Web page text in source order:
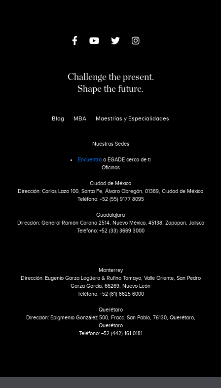
Challenge the present.
Shape the future.
Blog MBA Maestrías y Especialidades
Nuestras Sedes
Encuentra a EGADE cerca de ti
Oficinas
Ciudad de México
Dirección: Carlos Lazo 100, Santa Fe, Álvaro Obregón, 01389, Ciudad de México
Teléfono: +52 (55) 9177 8095
Guadalajara
Dirección: General Ramón Corona 2514, Nuevo México, 45138, Zapopan, Jalisco
Teléfono: +52 (33) 3669 3000
Monterrey
Dirección: Eugenio Garza Lagüera & Rufino Tamayo, Valle Oriente, San Pedro
Garza García, 66269, Nuevo León
Teléfono: +52 (81) 8625 6000
Querétaro
Dirección: Epigmenio González 500, Fracc. San Pablo, 76130, Querétaro,
Querétaro
Teléfono: +52 (442) 161 0181